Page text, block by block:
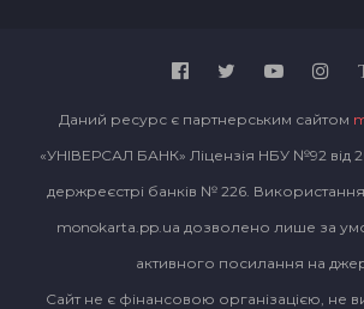
Даний ресурс є партнерським сайтом
«УНІВЕРСАЛ БАНК» Ліцензія НБУ №92 від
держреєстрі банків № 226. Використання
monokarta.pp.ua дозволено лише за
активного посилання на
Сайт не є фінансовою організацією, не